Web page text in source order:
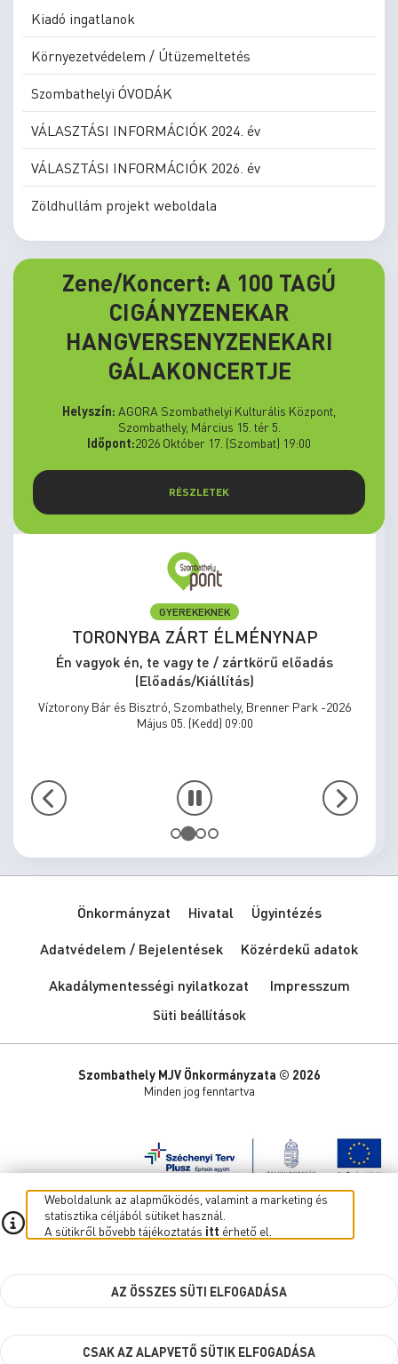
Kiadó ingatlanok
Környezetvédelem / Útüzemeltetés
Szombathelyi ÓVODÁK
VÁLASZTÁSI INFORMÁCIÓK 2024. év
VÁLASZTÁSI INFORMÁCIÓK 2026. év
Zöldhullám projekt weboldala
Zene/Koncert: A 100 TAGÚ
CIGÁNYZENEKAR
HANGVERSENYZENEKARI
GÁLAKONCERTJE
Helyszín: AGORA Szombathelyi Kulturális Központ,
Szombathely, Március 15. tér 5.
Időpont:2026 Október 17. (Szombat) 19:00
RÉSZLETEK
GYEREKEKNEK
TORONYBA ZÁRT ÉLMÉNYNAP
Én vagyok én, te vagy te / zártkörű előadás
(Előadás/Kiállítás)
Víztorony Bár és Bisztró, Szombathely, Brenner Park -2026
Május 05. (Kedd) 09:00
Önkormányzat Hivatal
Ügyintézés
Adatvédelem / Bejelentések
Közérdekű adatok
Akadálymentességi nyilatkozat
Impresszum
Süti beállítások
Szombathely MJV Önkormányzata © 2026
Minden jog fenntartva
Weboldalunk az alapműködés, valamint a marketing és
statisztika céljából sütiket használ.
A sütikről bővebb tájékoztatás itt érhető el.
AZ ÖSSZES SÜTI ELFOGADÁSA
CSAK AZ ALAPVETŐ SÜTIK ELFOGADÁSA